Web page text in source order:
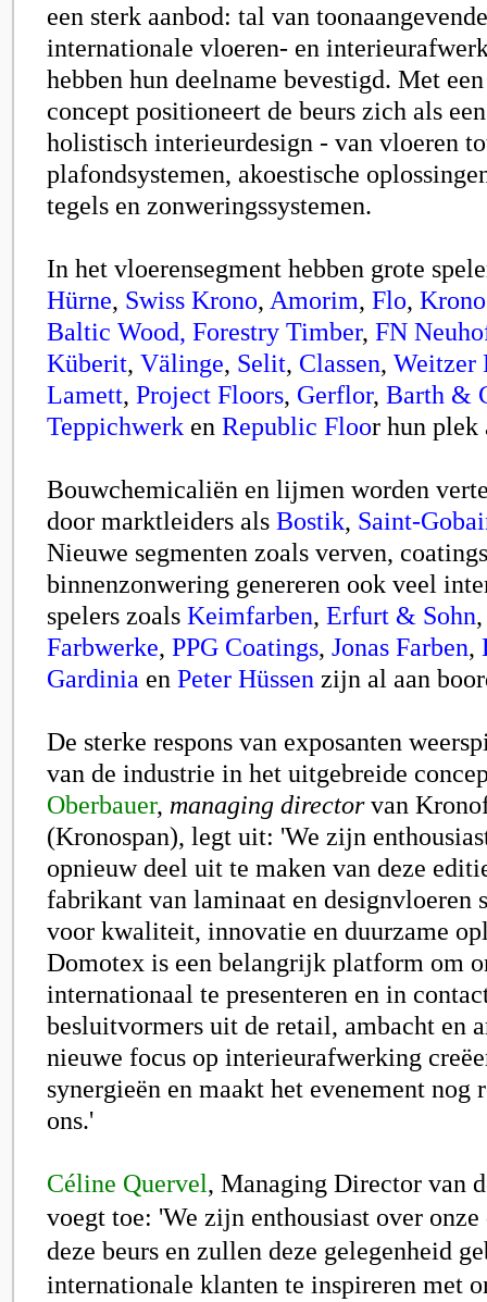
een sterk aanbod: tal van
internationale vloeren- en
hebben hun deelname bevestigd. Met
concept positioneert de beurs zich als
holistisch interieurdesign - van vloeren
plafondsystemen, akoestische
tegels en zonweringssystemen.
In het vloerensegment hebben grote
Hürne, Swiss Krono, Amorim, Flo,
Baltic Wood, Forestry Timber, FN
Küberit, Välinge, Selit, Classen, Weitzer
Lamett, Project Floors, Gerflor, Barth &
Teppichwerk en Republic Floor hun plek
Bouwchemicaliën en lijmen worden
door marktleiders als Bostik, Saint-
Nieuwe segmenten zoals verven,
binnenzonwering genereren ook veel
spelers zoals Keimfarben, Erfurt & Sohn
Farbwerke, PPG Coatings, Jonas Farben,
Gardinia en Peter Hüssen zijn al aan
De sterke respons van exposanten
van de industrie in het uitgebreide
Oberbauer, managing directorvan
(Kronospan), legt uit: 'We zijn
opnieuw deel uit te maken van deze
fabrikant van laminaat en designvloeren
voor kwaliteit, innovatie en duurzame
Domotex is een belangrijk platform om
internationaal te presenteren en in
besluitvormers uit de retail, ambacht en
nieuwe focus op interieurafwerking
synergieën en maakt het evenement nog
ons.'
Céline Quervel, Managing Director van
voegt toe: 'We zijn enthousiast over onze
deze beurs en zullen deze gelegenheid
internationale klanten te inspireren met